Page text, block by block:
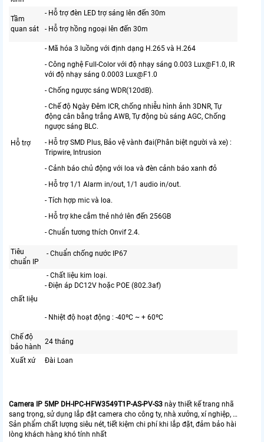
Tầm
quan sát
- Hỗ trợ đèn LED trợ sáng lên đến 30m
- Hỗ trợ hồng ngoại lên đến 30m
Hỗ trợ
- Mã hóa 3 luồng với định dạng H.265 và H.264
- Công nghệ Full-Color với độ nhạy sáng 0.003 Lux@F1.0, IR
với độ nhạy sáng 0.0003 Lux@F1.0
- Chống ngược sáng WDR(120dB).
- Chế độ Ngày Đêm ICR, chống nhiễu hình ảnh 3DNR, Tự
động cân bằng trắng AWB, Tự động bù sáng AGC, Chống
ngược sáng BLC.
- Hỗ trợ SMD Plus, Bảo vệ vành đai(Phân biệt người và xe) :
Tripwire, Intrusion
- Cảnh báo chủ động với loa và đèn cảnh báo xanh đỏ
- Hỗ trợ 1/1 Alarm in/out, 1/1 audio in/out.
- Tích hợp mic và loa.
- Hỗ trợ khe cắm thẻ nhớ lên đến 256GB
- Chuẩn tương thích Onvif 2.4.
Tiêu
chuẩn IP
- Chuẩn chống nước IP67
chất liệu
- Chất liệu kim loại.
- Điện áp DC12V hoặc POE (802.3af)
- Nhiệt độ hoạt động : -40ºC ~ + 60ºC
Chế độ
bảo hành
24 tháng
Xuất xứ Đài Loan
Camera IP 5MP DH-IPC-HFW3549T1P-AS-PV-S3 này thiết kế trang nhã
sang trọng, sử dụng lắp đặt camera cho công ty, nhà xưởng, xí nghiệp, …
Sản phẩm chất lượng siêu nét, tiết kiệm chi phí khi lắp đặt, đảm bảo hài
lòng khách hàng khó tính nhất